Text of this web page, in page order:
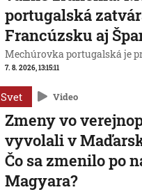
portugalská
Francúzsku aj
Mechúrovka portugalská je
7. 8. 2026, 13:15:11
Svet Video
Zmeny vo
vyvolali v
Čo sa zmenilo po
Magyara?